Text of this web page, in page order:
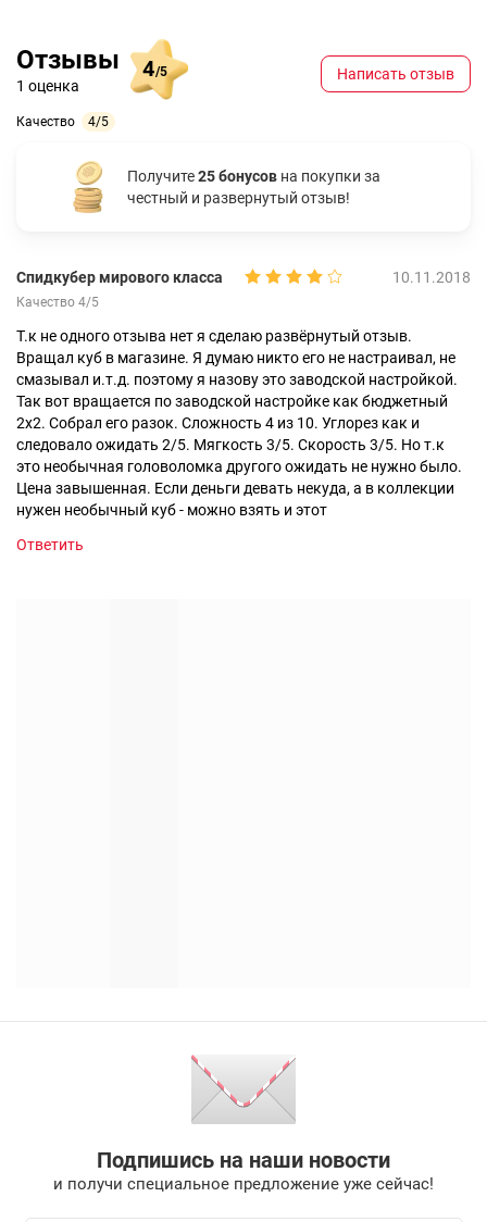
Отзывы
1 оценка
4/5
Качество 4/5
Написать отзыв
Получите25 бонусов на покупки за
честный и развернутый отзыв!
Спидкубер мирового класса 10.11.2018
Качество 4/5
Т.к не одного отзыва нет я сделаю развёрнутый отзыв.
Вращал куб в магазине. Я думаю никто его не настраивал, не
смазывал и.т.д. поэтому я назову это заводской настройкой.
Так вот вращается по заводской настройке как бюджетный
2х2. Собрал его разок. Сложность 4 из 10. Углорез как и
следовало ожидать 2/5. Мягкость 3/5. Скорость 3/5. Но т.к
это необычная головоломка другого ожидать не нужно было.
Цена завышенная. Если деньги девать некуда, а в коллекции
нужен необычный куб - можно взять и этот
Ответить
Подпишись на наши новости
и получи специальное предложение уже сейчас!